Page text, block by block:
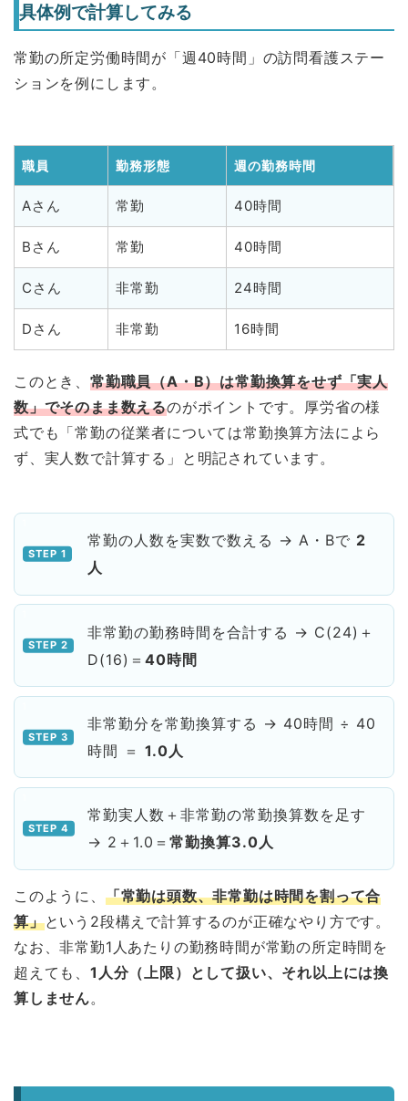
具体例で計算してみる
常勤の所定労働時間が「週40時間」の訪問看護ステー
ションを例にします。
職員 勤務形態 週の勤務時間
Aさん 常勤 40時間
Bさん 常勤 40時間
Cさん 非常勤 24時間
Dさん 非常勤 16時間
このとき、 常勤職員（A・B）は常勤換算をせず「実人
数」でそのまま数えるのがポイントです。厚労省の様
式でも「常勤の従業者については常勤換算方法によら
ず、実人数で計算する」と明記されています。
常勤の人数を実数で数える → A・Bで 2
人
非常勤の勤務時間を合計する → C(24)＋
D(16)＝ 40時間
非常勤分を常勤換算する → 40時間 ÷ 40
時間 ＝ 1.0人
常勤実人数＋非常勤の常勤換算数を足す
→ 2＋1.0＝ 常勤換算3.0人
このように、 「常勤は頭数、非常勤は時間を割って合
算」という2段構えで計算するのが正確なやり方です。
なお、非常勤1人あたりの勤務時間が常勤の所定時間を
超えても、 1人分（上限）として扱い、それ以上には換
算しません。